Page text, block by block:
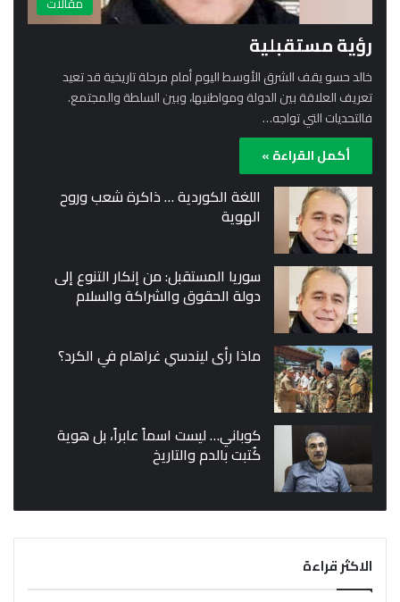
رؤية مستقبلية
خالد حسو يقف الشرق الأوسط اليوم أمام مرحلة تاريخية قد تعيد
تعريف العلاقة بين الدولة ومواطنيها، وبين السلطة والمجتمع.
فالتحديات التي تواجه…
أكمل القراءة »
اللغة الكوردية … ذاكرة شعب وروح
الهوية
سوريا المستقبل: من إنكار التنوع إلى
دولة الحقوق والشراكة والسلام
ماذا رأى ليندسي غراهام في الكرد؟
كوباني… ليست اسماً عابراً، بل هوية
كُتبت بالدم والتاريخ
الاكثر قراءة